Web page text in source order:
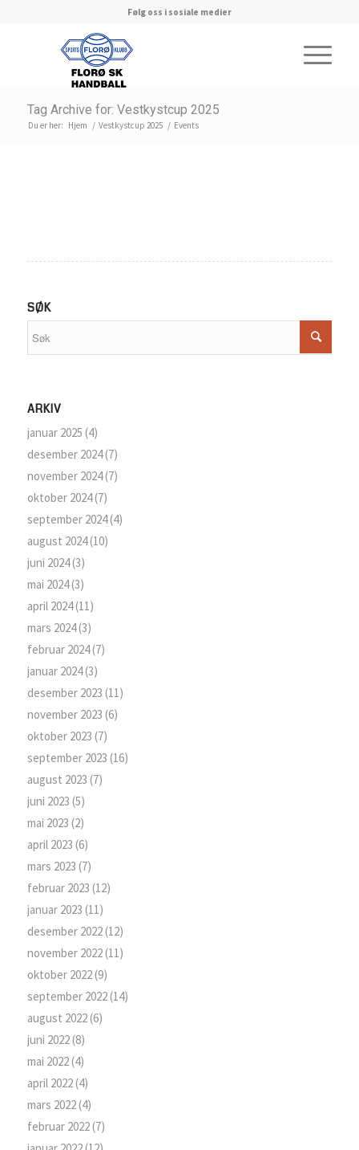
Følg oss i sosiale medier
Tag Archive for: Vestkystcup 2025
Du er her: Hjem / Vestkystcup 2025 / Events
SØK
ARKIV
januar 2025 (4)
desember 2024(7)
november 2024(7)
oktober 2024(7)
september 2024(4)
august 2024(10)
juni 2024(3)
mai 2024(3)
april 2024(11)
mars 2024(3)
februar 2024(7)
januar 2024(3)
desember 2023 (11)
november 2023 (6)
oktober 2023 (7)
september 2023 (16)
august 2023 (7)
juni 2023 (5)
mai 2023 (2)
april 2023 (6)
mars 2023 (7)
februar 2023 (12)
januar 2023 (11)
desember 2022(12)
november 2022(11)
oktober 2022(9)
september 2022(14)
august 2022(6)
juni 2022(8)
mai 2022(4)
april 2022(4)
mars 2022(4)
februar 2022(7)